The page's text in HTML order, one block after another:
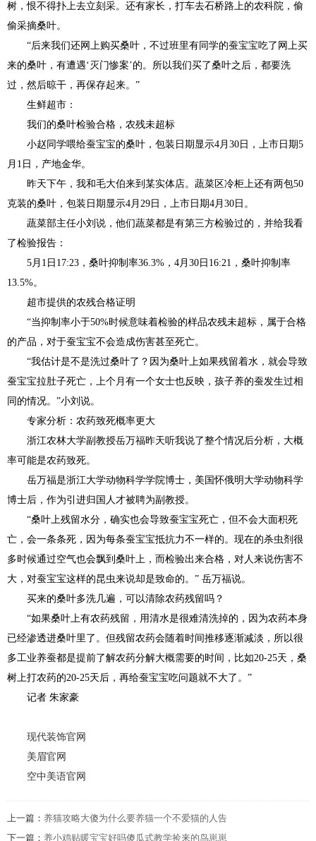
树，恨不得扑上去立刻采。还有家长，打车去石桥路上的农科院，偷
偷采摘桑叶。
“后来我们还网上购买桑叶，不过班里有同学的蚕宝宝吃了网上买
来的桑叶，有遭遇‘灭门惨案’的。所以我们买了桑叶之后，都要洗
过，然后晾干，再保存起来。”
生鲜超市：
我们的桑叶检验合格，农残未超标
小赵同学喂给蚕宝宝的桑叶，包装日期显示4月30日，上市日期5
月1日，产地金华。
昨天下午，我和毛大伯来到某实体店。蔬菜区冷柜上还有两包50
克装的桑叶，包装日期显示4月29日，上市日期4月30日。
蔬菜部主任小刘说，他们蔬菜都是有第三方检验过的，并给我看
了检验报告：
5月1日17:23，桑叶抑制率36.3%，4月30日16:21，桑叶抑制率
13.5%。
超市提供的农残合格证明
“当抑制率小于50%时候意味着检验的样品农残未超标，属于合格
的产品，对于蚕宝宝不会造成伤害甚至死亡。
“我估计是不是洗过桑叶了？因为桑叶上如果残留着水，就会导致
蚕宝宝拉肚子死亡，上个月有一个女士也反映，孩子养的蚕发生过相
同的情况。”小刘说。
专家分析：农药致死概率更大
浙江农林大学副教授岳万福昨天听我说了整个情况后分析，大概
率可能是农药致死。
岳万福是浙江大学动物科学学院博士，美国怀俄明大学动物科学
博士后，作为引进归国人才被聘为副教授。
“桑叶上残留水分，确实也会导致蚕宝宝死亡，但不会大面积死
亡，会一条条死，因为每条蚕宝宝抵抗力不一样的。现在的杀虫剂很
多时候通过空气也会飘到桑叶上，而检验出来合格，对人来说伤害不
大，对蚕宝宝这样的昆虫来说却是致命的。” 岳万福说。
买来的桑叶多洗几遍，可以清除农药残留吗？
“如果桑叶上有农药残留，用清水是很难清洗掉的，因为农药本身
已经渗透进桑叶里了。但残留农药会随着时间推移逐渐减淡，所以很
多工业养蚕都是提前了解农药分解大概需要的时间，比如20-25天，桑
树上打农药的20-25天后，再给蚕宝宝吃问题就不大了。”
记者 朱家豪
现代装饰官网
美眉官网
空中美语官网
上一篇： 养猫攻略大傻为什么要养猫一个不爱猫的人告
下一篇： 养小鸡贴暖宝宝好吗傻瓜式教学捡来的鸟崽崽